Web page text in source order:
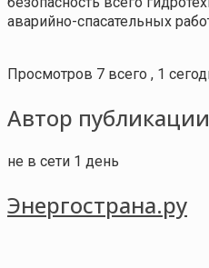
аварийно-спасательных
Просмотров 7 всего , 1
Автор публикации
не в сети 1 день
Энергострана.ру